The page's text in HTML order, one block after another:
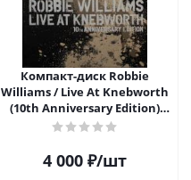
Компакт-диск Robbie
Williams / Live At Knebworth
(10th Anniversary Edition)
(2CD+2DVD+Blu-ray)
4 000 ₽/шт